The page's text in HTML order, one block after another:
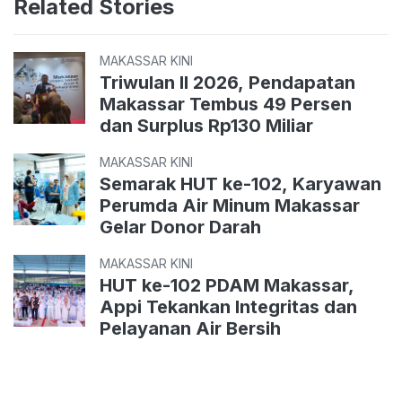
Related Stories
MAKASSAR KINI
Triwulan II 2026, Pendapatan
Makassar Tembus 49 Persen
dan Surplus Rp130 Miliar
MAKASSAR KINI
Semarak HUT ke-102, Karyawan
Perumda Air Minum Makassar
Gelar Donor Darah
MAKASSAR KINI
HUT ke-102 PDAM Makassar,
Appi Tekankan Integritas dan
Pelayanan Air Bersih